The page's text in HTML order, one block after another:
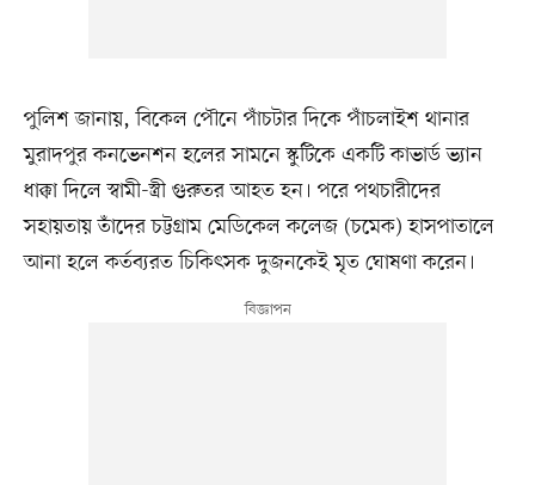
পুলিশ জানায়, বিকেল পৌনে পাঁচটার দিকে পাঁচলাইশ থানার
মুরাদপুর কনভেনশন হলের সামনে স্কুটিকে একটি কাভার্ড ভ্যান
ধাক্কা দিলে স্বামী-স্ত্রী গুরুতর আহত হন। পরে পথচারীদের
সহায়তায় তাঁদের চট্টগ্রাম মেডিকেল কলেজ (চমেক) হাসপাতালে
আনা হলে কর্তব্যরত চিকিৎসক দুজনকেই মৃত ঘোষণা করেন।